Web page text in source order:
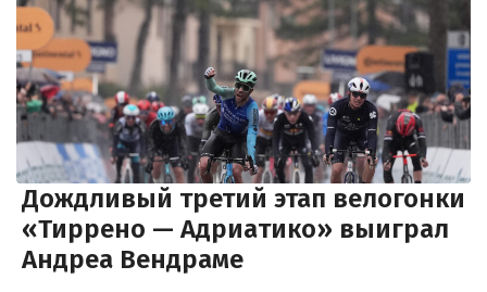
Дождливый третий этап велогонки
«Тиррено — Адриатико» выиграл
Андреа Вендраме